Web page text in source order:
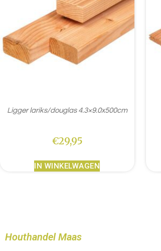
Ligger lariks/douglas 4.3×9.0x500cm
€29,95
IN WINKELWAGEN
Houthandel Maas